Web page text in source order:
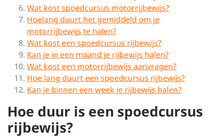
Wat kost spoedcursus motorrijbewijs?
Hoelang duurt het gemiddeld om je
motorrijbewijs te halen?
Wat kost een spoedcursus rijbewijs?
Kan je in een maand je rijbewijs halen?
Wat kost een motorrijbewijs aanvragen?
Hoe lang duurt een spoedcursus rijbewijs?
Kan je binnen een week je rijbewijs halen?
Hoe duur is een spoedcursus
rijbewijs?